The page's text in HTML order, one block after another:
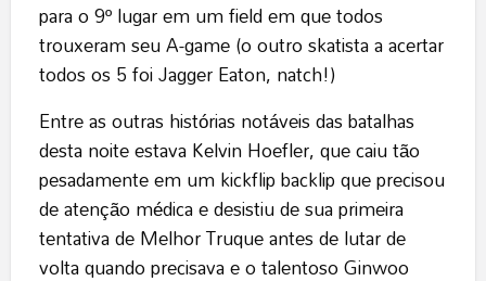
para o 9º lugar em um field em que todos
trouxeram seu A-game (o outro skatista a acertar
todos os 5 foi Jagger Eaton, natch!)
Entre as outras histórias notáveis ​​das batalhas
desta noite estava Kelvin Hoefler, que caiu tão
pesadamente em um kickflip backlip que precisou
de atenção médica e desistiu de sua primeira
tentativa de Melhor Truque antes de lutar de
volta quando precisava e o talentoso Ginwoo